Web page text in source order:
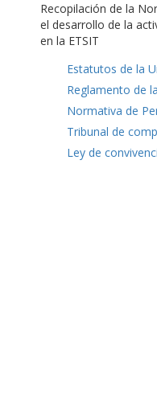
Recopilación de la
el desarrollo de la
en la ETSIT
Estatutos de la
Reglamento de
Normativa de
Tribunal de
Ley de